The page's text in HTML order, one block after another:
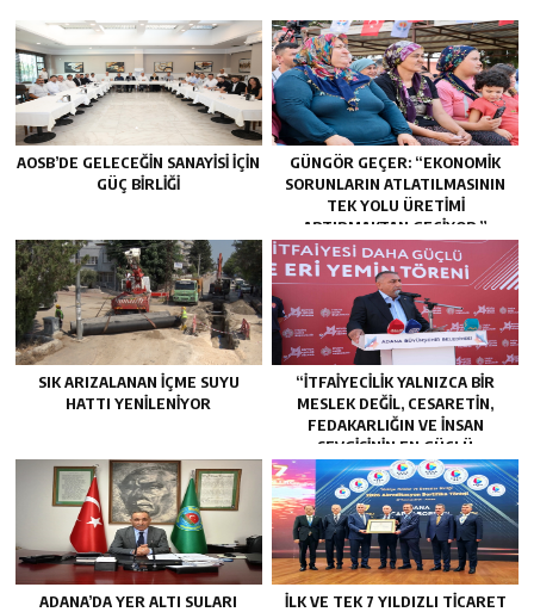
AOSB’DE GELECEĞIN SANAYISI İÇIN
GÜÇ BIRLIĞI
GÜNGÖR GEÇER: “EKONOMIK
SORUNLARIN ATLATILMASININ
TEK YOLU ÜRETIMI
ARTIRMAKTAN GEÇIYOR.”
SIK ARIZALANAN IÇME SUYU
HATTI YENILENIYOR
“İTFAIYECILIK YALNIZCA BIR
MESLEK DEĞIL, CESARETIN,
FEDAKARLIĞIN VE INSAN
SEVGISININ EN GÜÇLÜ
TEMSILIDIR.”
ADANA’DA YER ALTI SULARI
İLK VE TEK 7 YILDIZLI TİCARET